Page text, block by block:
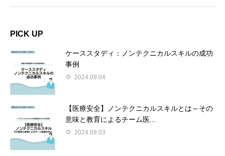
PICK UP
ケーススタディ：ノンテクニカルスキルの成功
事例
2024.09.04
【医療安全】ノンテクニカルスキルとは～その
意味と教育によるチーム医...
2024.09.03